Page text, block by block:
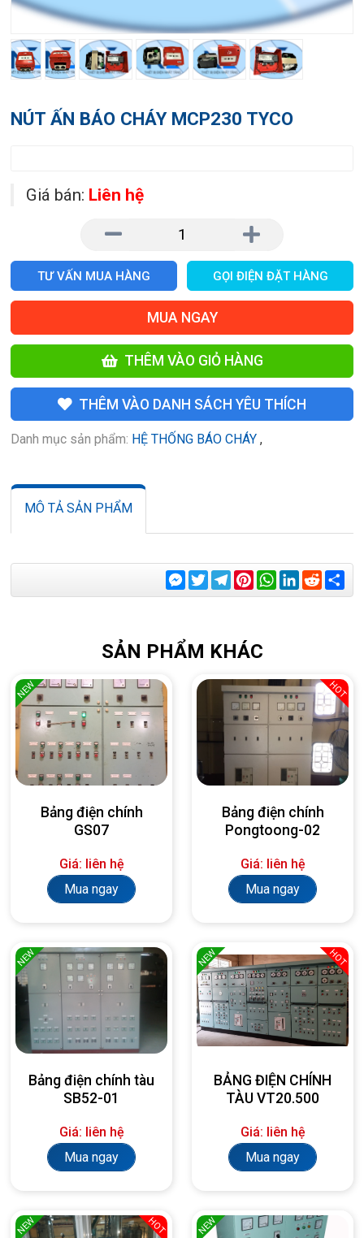
NÚT ẤN BÁO CHÁY MCP230 TYCO
Giá bán: Liên hệ
TƯ VẤN MUA HÀNG GỌI ĐIỆN ĐẶT HÀNG
MUA NGAY
THÊM VÀO GIỎ HÀNG
THÊM VÀO DANH SÁCH YÊU THÍCH
Danh mục sản phẩm: HỆ THỐNG BÁO CHÁY ,
MÔ TẢ SẢN PHẨM
Messenger
TwitterTelegram
Pinterest
WhatsApp
LinkedIn
Reddit
SẢN PHẨM KHÁC
NEW
Bảng điện chính
GS07
Giá: liên hệ
Mua ngay
HOT
Bảng điện chính
Pongtoong-02
Giá: liên hệ
Mua ngay
NEW
Bảng điện chính tàu
SB52-01
Giá: liên hệ
Mua ngay
NEW HOT
BẢNG ĐIỆN CHÍNH
TÀU VT20.500
Giá: liên hệ
Mua ngay
NEW HOT NEW